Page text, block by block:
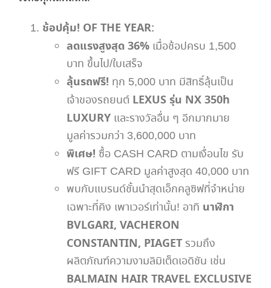
ช้อปคุ้ม! OF THE YEAR:
ลดแรงสูงสุด 36% เมื่อช้อปครบ 1,500
บาท ขึ้นไป/ใบเสร็จ
ลุ้นรถฟรี! ทุก 5,000 บาท มีสิทธิ์ลุ้นเป็น
เจ้าของรถยนต์ LEXUS รุ่น NX 350h
LUXURY และรางวัลอื่น ๆ อีกมากมาย
มูลค่ารวมกว่า 3,600,000 บาท
พิเศษ! ซื้อ CASH CARD ตามเงื่อนไข รับ
ฟรี GIFT CARD มูลค่าสูงสุด 40,000 บาท
พบกับแบรนด์ชั้นนำสุดเอ็กคลูซิฟที่จำหน่าย
เฉพาะที่คิง เพาเวอร์เท่านั้น! อาทิ นาฬิกา
BVLGARI, VACHERON
CONSTANTIN, PIAGET รวมถึง
ผลิตภัณฑ์ความงามลิมิเต็ดเอดิชัน เช่น
BALMAIN HAIR TRAVEL EXCLUSIVE